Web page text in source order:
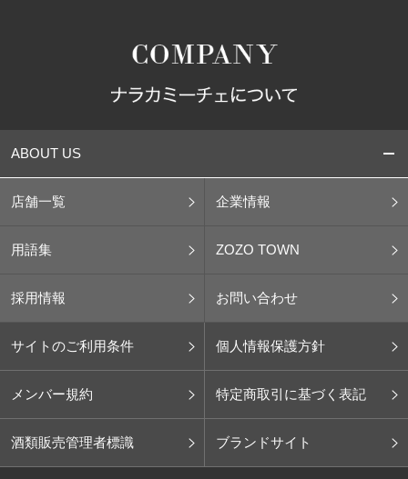
ABOUT US
店舗一覧 企業情報
用語集 ZOZO TOWN
採用情報 お問い合わせ
サイトのご利用条件 個人情報保護方針
メンバー規約 特定商取引に基づく表記
酒類販売管理者標識 ブランドサイト